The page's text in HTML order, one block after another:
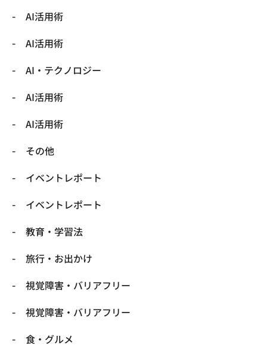
AI活用術
AI活用術
​AI・テクノロジー
​AI活用術
​AI活用術
​その他
​イベントレポート
​イベントレポート
​教育・学習法
​旅行・お出かけ
​視覚障害・バリアフリー
​視覚障害・バリアフリー
​食・グルメ